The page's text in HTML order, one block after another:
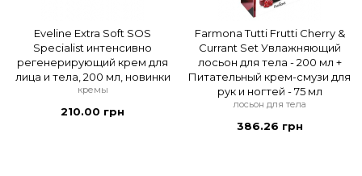
Eveline Extra Soft SOS
Specialist интенсивно
регенерирующий крем для
лица и тела, 200 мл, новинки
кремы
210.00 грн
Farmona Tutti Frutti Cherry &
Currant Set Увлажняющий
лосьон для тела - 200 мл +
Питательный крем-смузи для
рук и ногтей - 75 мл
лосьон для тела
386.26 грн